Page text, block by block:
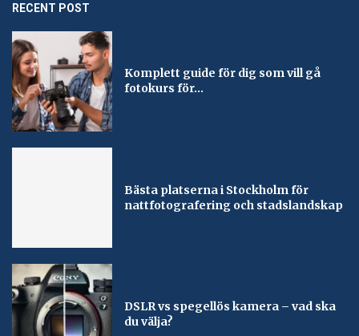
RECENT POST
Komplett guide för dig som vill gå
fotokurs för...
Bästa platserna i Stockholm för
nattfotografering och stadslandskap
DSLR vs spegellös kamera – vad ska
du välja?